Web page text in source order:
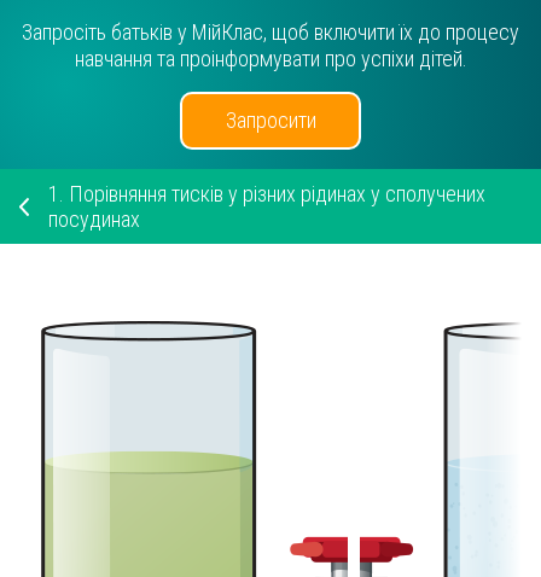
Запросіть батьків у МійКлас, щоб включити їх до процесу
навчання та проінформувати про успіхи дітей.
Запросити
1.
Порівняння тисків у різних рідинах у сполучених
посудинах